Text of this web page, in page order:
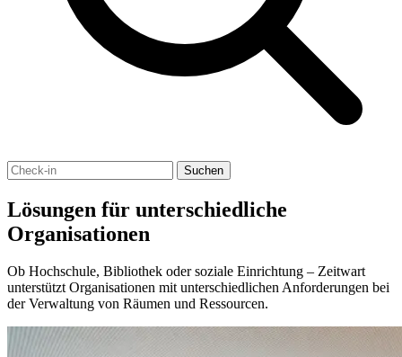
Suchen
Lösungen für unterschiedliche
Organisationen
Ob Hochschule, Bibliothek oder soziale Einrichtung – Zeitwart
unterstützt Organisationen mit unterschiedlichen Anforderungen bei
der Verwaltung von Räumen und Ressourcen.